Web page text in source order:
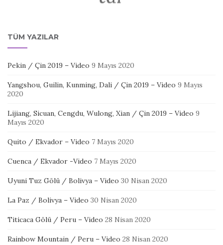
TÜM YAZILAR
Pekin / Çin 2019 – Video 9 Mayıs 2020
Yangshou, Guilin, Kunming, Dali / Çin 2019 – Video 9 Mayıs
2020
Lijiang, Sicuan, Cengdu, Wulong, Xian / Çin 2019 – Video 9
Mayıs 2020
Quito / Ekvador – Video 7 Mayıs 2020
Cuenca / Ekvador -Video 7 Mayıs 2020
Uyuni Tuz Gölü / Bolivya – Video 30 Nisan 2020
La Paz / Bolivya – Video 30 Nisan 2020
Titicaca Gölü / Peru – Video 28 Nisan 2020
Rainbow Mountain / Peru – Video 28 Nisan 2020